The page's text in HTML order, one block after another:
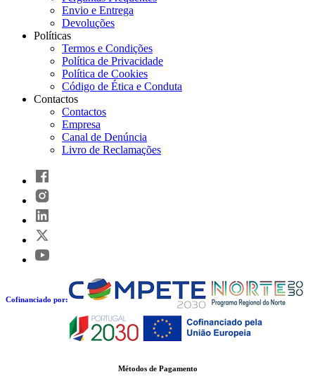
Envio e Entrega
Devoluções
Políticas
Termos e Condições
Política de Privacidade
Política de Cookies
Código de Ética e Conduta
Contactos
Contactos
Empresa
Canal de Denúncia
Livro de Reclamações
Cofinanciado por:
Métodos de Pagamento